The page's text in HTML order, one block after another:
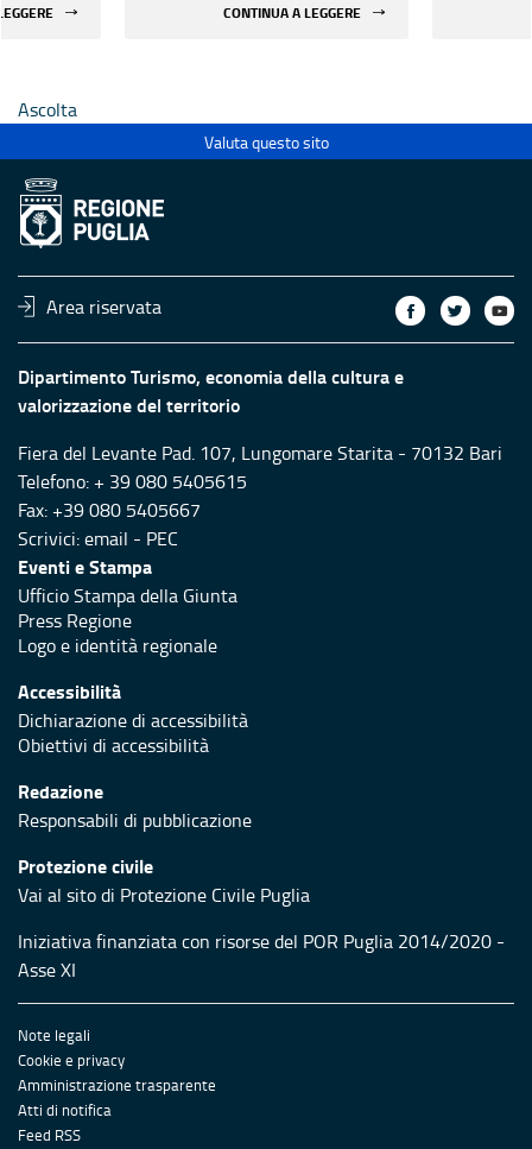
CONTINUA A LEGGERE
Ascolta
Valuta questo sito
Area riservata
Dipartimento Turismo, economia della cultura e
valorizzazione del territorio
Fiera del Levante Pad. 107, Lungomare Starita - 70132 Bari
Telefono: + 39 080 5405615
Fax: +39 080 5405667
Scrivici:email - PEC
Eventi e Stampa
Ufficio Stampa della Giunta
Press Regione
Logo e identità regionale
Accessibilità
Dichiarazione di accessibilità
Obiettivi di accessibilità
Redazione
Responsabili di pubblicazione
Protezione civile
Vai al sito di Protezione Civile Puglia
Iniziativa finanziata con risorse del POR Puglia 2014/2020 -
Asse XI
Note legali
Cookie e privacy
Amministrazione trasparente
Atti di notifica
Feed RSS